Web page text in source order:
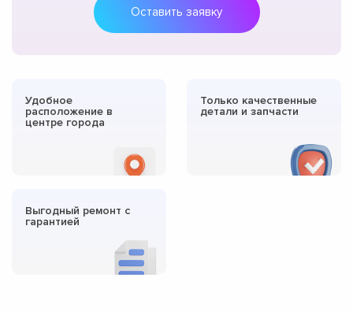
Оставить заявку
Удобное
расположение в
центре города
Только качественные
детали и запчасти
Выгодный ремонт с
гарантией